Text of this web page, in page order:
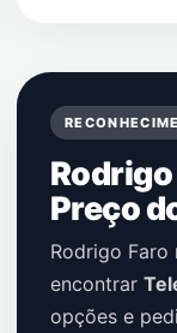
Preço
Rodrigo Faro
encontrar
opções e